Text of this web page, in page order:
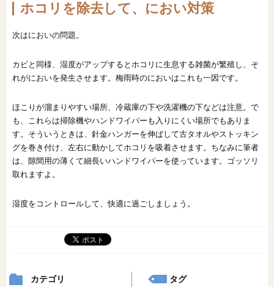
ホコリを除去して、におい対策
次はにおいの問題。
カビと同様、湿度がアップするとホコリに生息する雑菌が繁殖し、そ
れがにおいを発生させます。梅雨時のにおいはこれも一因です。
ほこりが溜まりやすい場所、冷蔵庫の下や洗濯機の下などは注意。で
も、これらは掃除機やハンドワイパーも入りにくい場所でもありま
す。そういうときは、針金ハンガーを伸ばして古タオルやストッキン
グを巻き付け、左右に動かしてホコリを吸着させます。ちなみに筆者
は、隙間用の薄くて細長いハンドワイパーを使っています。ゴッソリ
取れますよ。
湿度をコントロールして、快適に過ごしましょう。
カテゴリ タグ